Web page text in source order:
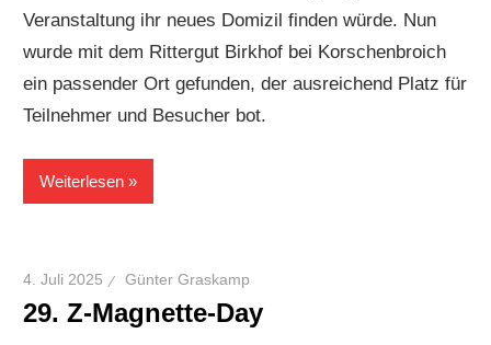
Veranstaltung ihr neues Domizil finden würde. Nun
wurde mit dem Rittergut Birkhof bei Korschenbroich
ein passender Ort gefunden, der ausreichend Platz für
Teilnehmer und Besucher bot.
Weiterlesen
4. Juli 2025 Günter Graskamp
29. Z-Magnette-Day